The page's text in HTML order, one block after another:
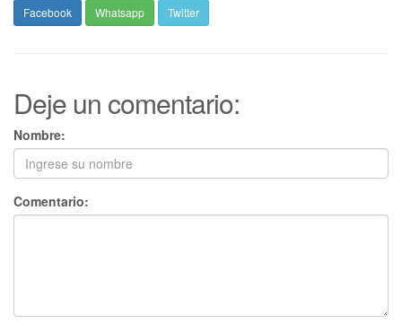
Facebook Whatsapp Twitter
Deje un comentario:
Nombre:
Comentario: